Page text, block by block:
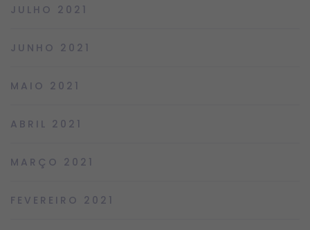
JULHO 2021
JUNHO 2021
MAIO 2021
ABRIL 2021
MARÇO 2021
FEVEREIRO 2021